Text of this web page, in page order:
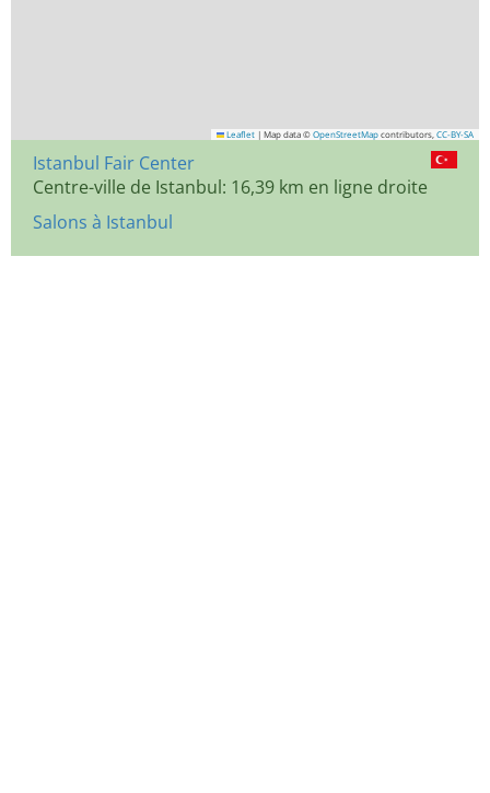
Leaflet | Map data © OpenStreetMap contributors, CC-BY-SA
Istanbul Fair Center
Centre-ville de Istanbul: 16,39 km en ligne droite
Salons à Istanbul